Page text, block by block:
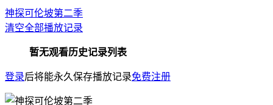
神探可伦坡第二季
清空全部播放记录
暂无观看历史记录列表
登录后将能永久保存播放记录免费注册